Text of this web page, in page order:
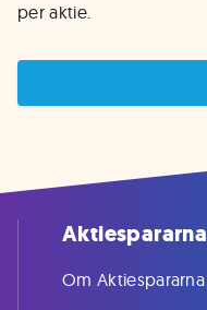
per aktie.
Aktiespararna
Om Aktiespararna